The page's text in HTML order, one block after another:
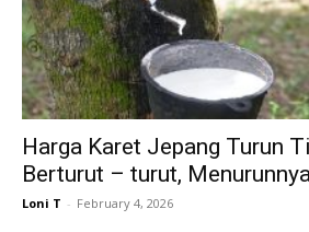
Harga Karet Jepang Turun
Berturut – turut,
Loni T - February 4, 2026